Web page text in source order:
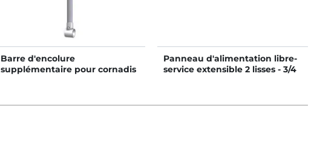
Barre d'encolure
supplémentaire pour cornadis
Panneau d'alimentation libre-
service extensible 2 lisses - 3/4